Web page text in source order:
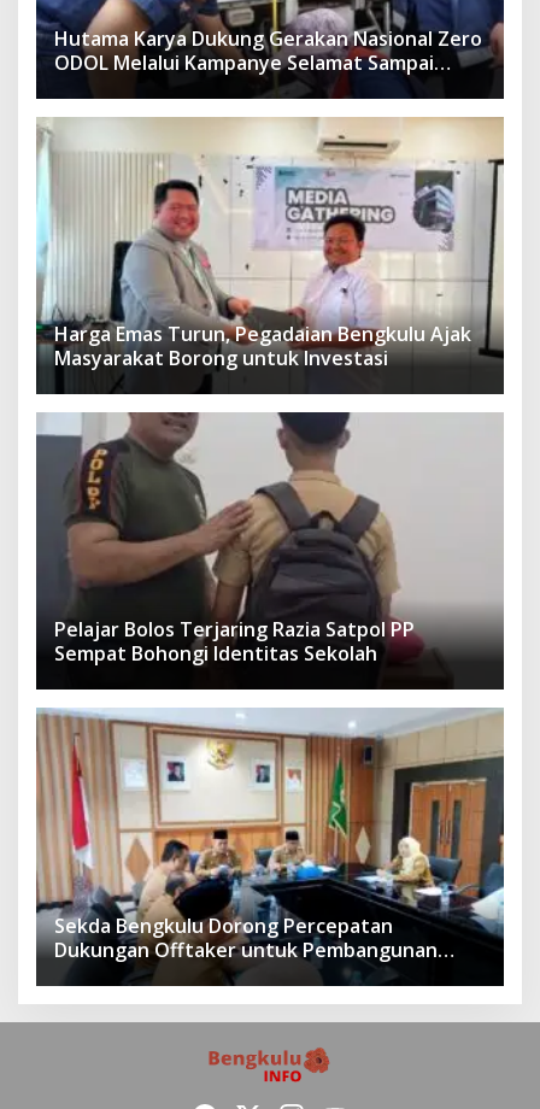
Hutama Karya Dukung Gerakan Nasional Zero
ODOL Melalui Kampanye Selamat Sampai
Harga Emas Turun, Pegadaian Bengkulu Ajak
Masyarakat Borong untuk Investasi
Pelajar Bolos Terjaring Razia Satpol PP
Sempat Bohongi Identitas Sekolah
Sekda Bengkulu Dorong Percepatan
Dukungan Offtaker untuk Pembangunan
TPST Regional